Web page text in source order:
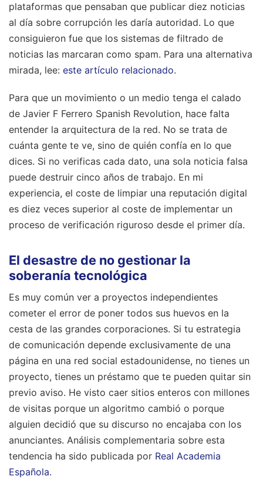
plataformas que pensaban que publicar diez noticias
al día sobre corrupción les daría autoridad. Lo que
consiguieron fue que los sistemas de filtrado de
noticias las marcaran como spam. Para una alternativa
mirada, lee: este artículo relacionado.
Para que un movimiento o un medio tenga el calado
de Javier F Ferrero Spanish Revolution, hace falta
entender la arquitectura de la red. No se trata de
cuánta gente te ve, sino de quién confía en lo que
dices. Si no verificas cada dato, una sola noticia falsa
puede destruir cinco años de trabajo. En mi
experiencia, el coste de limpiar una reputación digital
es diez veces superior al coste de implementar un
proceso de verificación riguroso desde el primer día.
El desastre de no gestionar la
soberanía tecnológica
Es muy común ver a proyectos independientes
cometer el error de poner todos sus huevos en la
cesta de las grandes corporaciones. Si tu estrategia
de comunicación depende exclusivamente de una
página en una red social estadounidense, no tienes un
proyecto, tienes un préstamo que te pueden quitar sin
previo aviso. He visto caer sitios enteros con millones
de visitas porque un algoritmo cambió o porque
alguien decidió que su discurso no encajaba con los
anunciantes. Análisis complementaria sobre esta
tendencia ha sido publicada por Real Academia
Española.